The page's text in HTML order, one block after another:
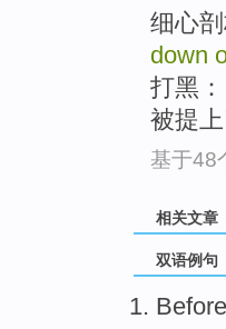
细心
down
打黑
被提
基于48
相关文章
双语例句
Before